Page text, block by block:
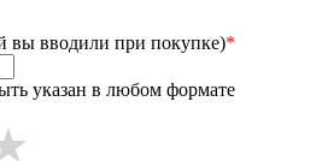
вы вводили при покупке)*
указан в любом формате